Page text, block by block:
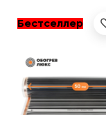
Бестселлер